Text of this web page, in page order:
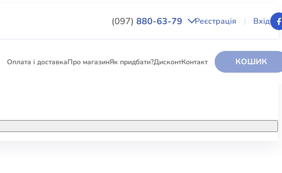
(097) 880-63-79 Реєстрація Вхід
Оплата і доставкаПро магазинЯк придбати?ДисконтКонтакт КОШИК
КНИГИ